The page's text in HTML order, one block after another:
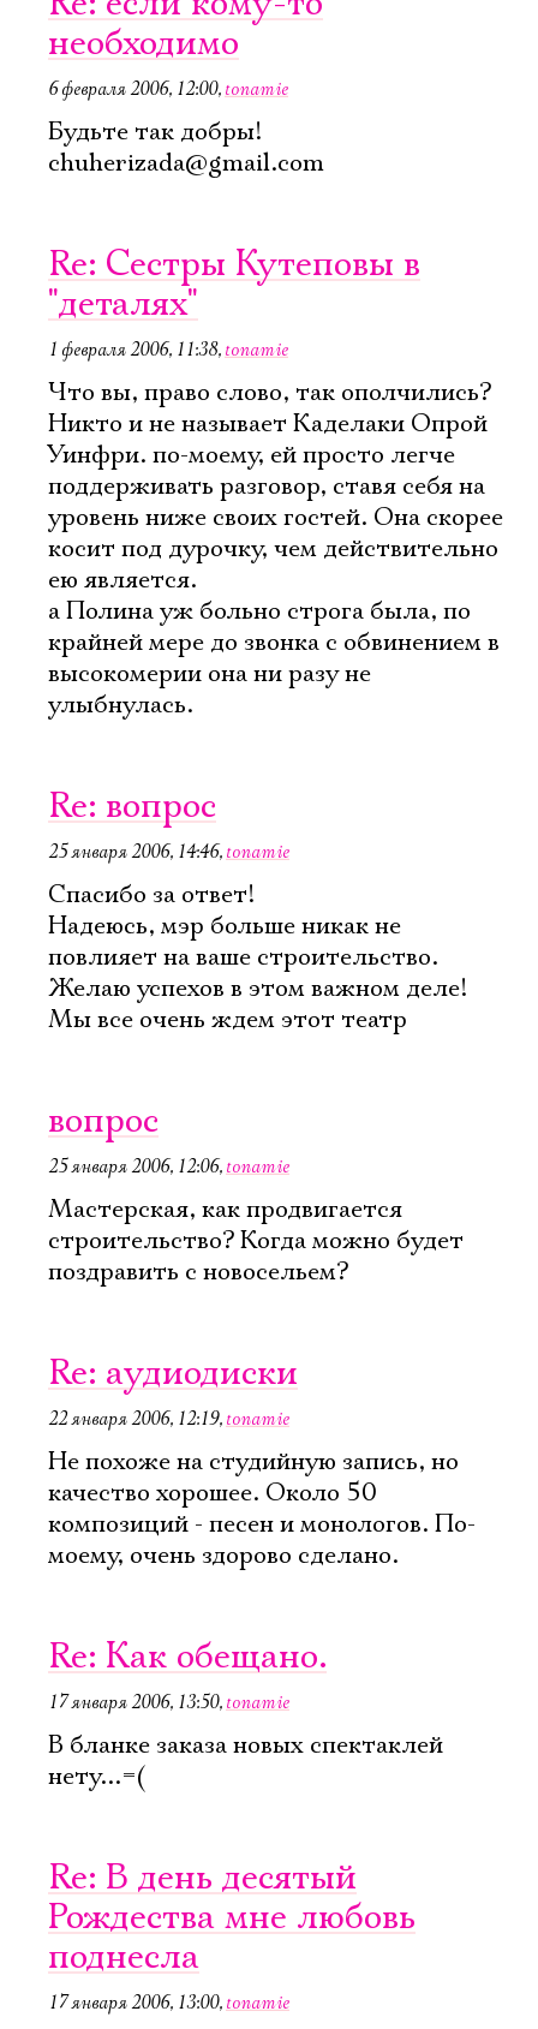
необходимо
6 февраля 2006, 12:00, tonamie
Будьте так добры!
chuherizada@gmail.com
Re: Сестры Кутеповы в
"деталях"
1 февраля 2006, 11:38, tonamie
Что вы, право слово, так ополчились?
Никто и не называет Каделаки Опрой
Уинфри. по-моему, ей просто легче
поддерживать разговор, ставя себя на
уровень ниже своих гостей. Она скорее
косит под дурочку, чем действительно
ею является.
а Полина уж больно строга была, по
крайней мере до звонка с обвинением в
высокомерии она ни разу не
улыбнулась.
Re: вопрос
25 января 2006, 14:46, tonamie
Спасибо за ответ!
Надеюсь, мэр больше никак не
повлияет на ваше строительство.
Желаю успехов в этом важном деле!
Мы все очень ждем этот театр
вопрос
25 января 2006, 12:06, tonamie
Мастерская, как продвигается
строительство? Когда можно будет
поздравить с новосельем?
Re: аудиодиски
22 января 2006, 12:19, tonamie
Не похоже на студийную запись, но
качество хорошее. Около 50
композиций - песен и монологов. По-
моему, очень здорово сделано.
Re: Как обещано.
17 января 2006, 13:50, tonamie
В бланке заказа новых спектаклей
нету...=(
Re: В день десятый
Рождества мне любовь
поднесла
17 января 2006, 13:00, tonamie